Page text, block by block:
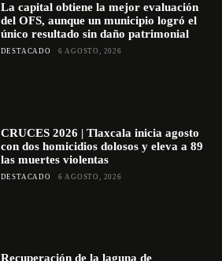
La capital obtiene la mejor evaluación
del OFS, aunque un municipio logró el
único resultado sin daño patrimonial
DESTACADO 6 AGOSTO, 2026
CRUCES 2026 | Tlaxcala inicia agosto
con dos homicidios dolosos y eleva a 89
las muertes violentas
DESTACADO 6 AGOSTO, 2026
Recuperación de la laguna de